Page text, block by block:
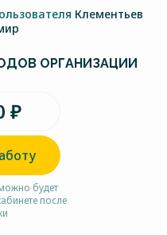
Клементьев
ОРГАНИЗАЦИИ
₽
будет
после